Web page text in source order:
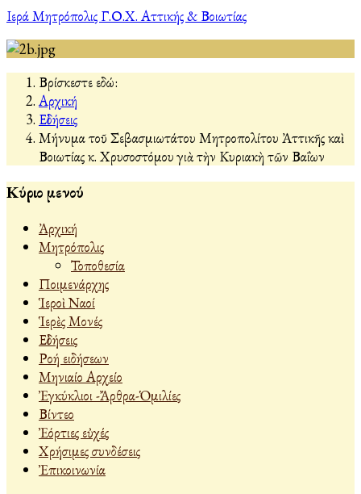
Ιερά Μητρόπολις Γ.Ο.Χ. Αττικής & Βοιωτίας
Βρίσκεστε εδώ:
Αρχική
Εἰδήσεις
Μήνυμα τοῦ Σεβασμιωτάτου Μητροπολίτου Ἀττικῆς καὶ
Βοιωτίας κ. Χρυσοστόμου γιὰ τὴν Κυριακὴ τῶν Βαΐων
Κύριο μενού
Ἀρχική
Μητρόπολις
Τοποθεσία
Ποιμενάρχης
Ἱεροὶ Ναοί
Ἱερὲς Μονές
Εἰδήσεις
Ροή ειδήσεων
Μηνιαίο Αρχείο
Ἐγκύκλιοι -Ἄρθρα-Ὁμιλίες
Βίντεο
Ἐόρτιες εὐχές
Χρήσιμες συνδέσεις
Ἐπικοινωνία